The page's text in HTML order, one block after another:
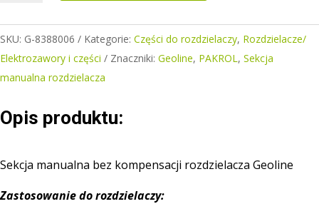
rozdzielacza
SKU: G-8388006 Kategorie: Części do rozdzielaczy, Rozdzielacze/
Elektrozawory i części
Znaczniki: Geoline, PAKROL, Sekcja
manualna rozdzielacza
Opis produktu:
Sekcja manualna bez kompensacji rozdzielacza Geoline
Zastosowanie do rozdzielaczy: